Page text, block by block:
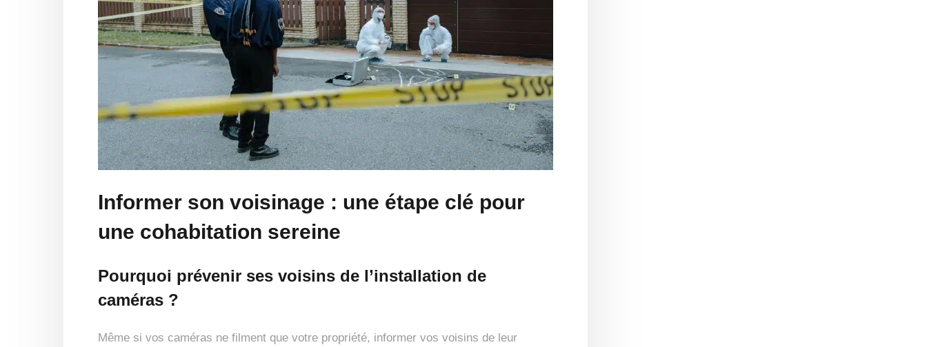
Informer son voisinage : une étape clé pour
une cohabitation sereine
Pourquoi prévenir ses voisins de l’installation de
caméras ?
Même si vos caméras ne filment que votre propriété, informer vos voisins de leur